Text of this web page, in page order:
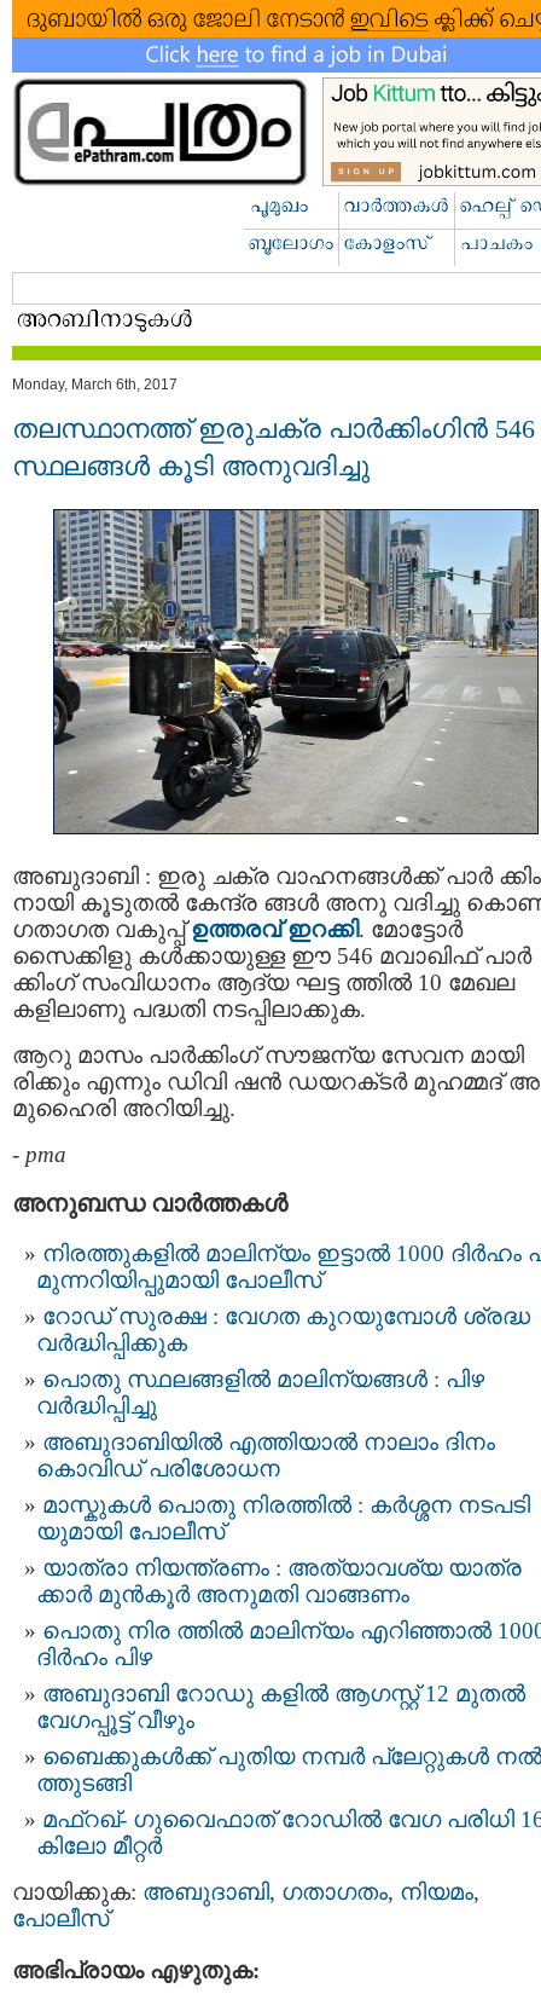
Monday, March 6th, 2017
തലസ്ഥാനത്ത് ഇരുചക്ര പാർക്കിംഗിന്‍ 546
സ്ഥലങ്ങള്‍ കൂടി അനുവദിച്ചു
അബുദാബി : ഇരു ചക്ര വാഹനങ്ങള്‍ക്ക് പാർ ക്കിം
നായി കൂടുതൽ കേന്ദ്ര ങ്ങൾ അനു വദിച്ചു
ഗതാഗത വകുപ്പ്ഉത്തരവ് ഇറക്കി. മോട്ടോർ
സൈക്കിളു കൾക്കായുള്ള ഈ 546 മവാഖിഫ് പാർ
ക്കിംഗ് സംവിധാനം ആദ്യ ഘട്ട ത്തിൽ 10 മേഖല
കളിലാണു പദ്ധതി നടപ്പിലാക്കുക.
ആറു മാസം പാർക്കിംഗ് സൗജന്യ സേവന മായി
രിക്കും എന്നും ഡിവി ഷൻ ഡയറക്‌ടർ മുഹമ്മദ്
മുഹൈരി അറിയിച്ചു.
- pma
അനുബന്ധ വാര്‍ത്തകള്‍
നിരത്തുകളിൽ മാലിന്യം ഇട്ടാൽ 1000 ദിർഹം
മുന്നറിയിപ്പുമായി പോലീസ്
റോഡ് സുരക്ഷ : വേഗത കുറയുമ്പോൾ ശ്രദ്ധ
വർദ്ധിപ്പിക്കുക
പൊതു സ്ഥലങ്ങളിൽ മാലിന്യങ്ങൾ : പിഴ
വർദ്ധിപ്പിച്ചു
അബുദാബിയില്‍ എത്തിയാല്‍ നാലാം ദിനം
കൊവിഡ് പരിശോധന
മാസ്കുകള്‍ പൊതു നിരത്തില്‍ : കര്‍ശ്ശന നടപടി
യുമായി പോലീസ്
യാത്രാ നിയന്ത്രണം : അത്യാവശ്യ യാത്ര
ക്കാര്‍ മുന്‍കൂര്‍ അനുമതി വാങ്ങണം
പൊതു നിര ത്തിൽ മാലിന്യം എറിഞ്ഞാൽ
ദിർഹം പിഴ
അബുദാബി റോഡു കളിൽ ആഗസ്റ്റ് 12 മുതല്‍
വേഗപ്പൂട്ട് വീഴും
ബൈക്കുകൾക്ക്​ പുതിയ നമ്പർ പ്ലേറ്റുകൾ
ത്തുടങ്ങി
മഫ്റഖ്- ഗുവൈഫാത് റോഡില്‍ വേഗ പരിധി
കിലോ മീറ്റർ
വായിക്കുക: അബുദാബി, ഗതാഗതം, നിയമം,
പോലീസ്
അഭിപ്രായം എഴുതുക: